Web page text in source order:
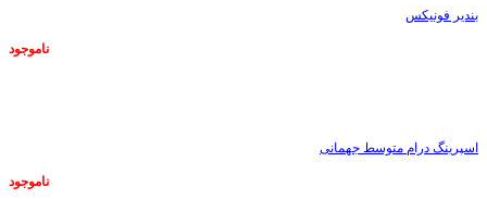
بندیر فونیکس
ناموجود
اسپرینگ درام متوسط جهمانی
ناموجود